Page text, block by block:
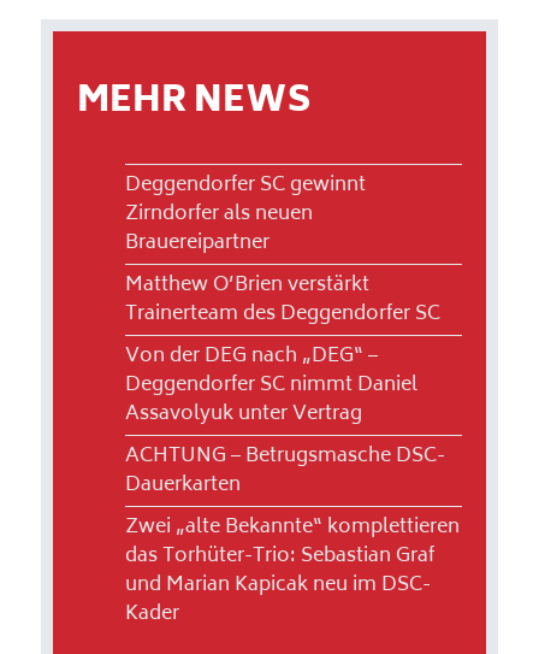
MEHR NEWS
Deggendorfer SC gewinnt
Zirndorfer als neuen
Brauereipartner
Matthew O’Brien verstärkt
Trainerteam des Deggendorfer SC
Von der DEG nach „DEG“ –
Deggendorfer SC nimmt Daniel
Assavolyuk unter Vertrag
ACHTUNG – Betrugsmasche DSC-
Dauerkarten
Zwei „alte Bekannte“ komplettieren
das Torhüter-Trio: Sebastian Graf
und Marian Kapicak neu im DSC-
Kader